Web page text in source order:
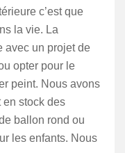
c’est que
la vie. La
avec un projet de
opter pour le
peint. Nous avons
en stock des
ballon rond ou
les enfants. Nous